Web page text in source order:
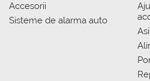
Accesorii
Sisteme de alarma auto